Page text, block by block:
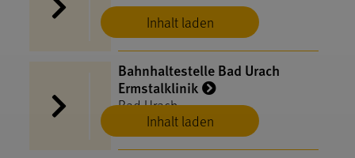
Inhalt laden
Inhalt laden
Bahnhaltestelle Bad Urach
Ermstalklinik
Bad Urach